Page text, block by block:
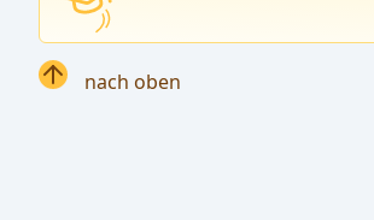
nach oben